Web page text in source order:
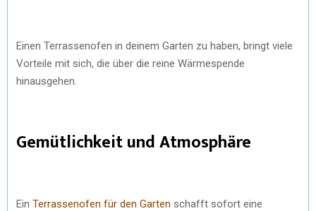
Einen Terrassenofen in deinem Garten zu haben, bringt viele
Vorteile mit sich, die über die reine Wärmespende
hinausgehen.
Gemütlichkeit und Atmosphäre
Ein Terrassenofen für den Garten schafft sofort eine